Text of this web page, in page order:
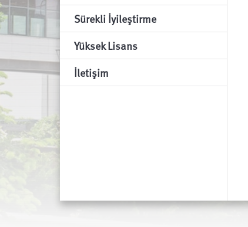
Sürekli İyileştirme
Yüksek Lisans
İletişim